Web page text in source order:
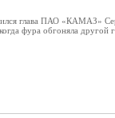
глава ПАО «КАМАЗ»
фура обгоняла